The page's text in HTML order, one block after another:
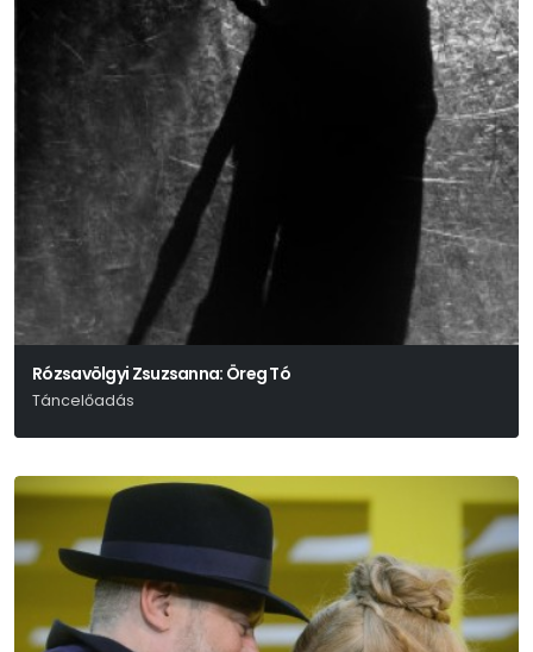
Rózsavölgyi Zsuzsanna: Öreg Tó
Táncelőadás